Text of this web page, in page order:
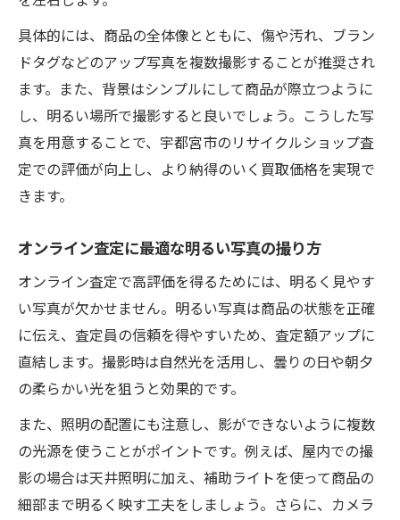
具体的には、商品の全体像とともに、傷や汚れ、ブラン
ドタグなどのアップ写真を複数撮影することが推奨され
ます。また、背景はシンプルにして商品が際立つように
し、明るい場所で撮影すると良いでしょう。こうした写
真を用意することで、宇都宮市のリサイクルショップ査
定での評価が向上し、より納得のいく買取価格を実現で
きます。
オンライン査定に最適な明るい写真の撮り方
オンライン査定で高評価を得るためには、明るく見やす
い写真が欠かせません。明るい写真は商品の状態を正確
に伝え、査定員の信頼を得やすいため、査定額アップに
直結します。撮影時は自然光を活用し、曇りの日や朝夕
の柔らかい光を狙うと効果的です。
また、照明の配置にも注意し、影ができないように複数
の光源を使うことがポイントです。例えば、屋内での撮
影の場合は天井照明に加え、補助ライトを使って商品の
細部まで明るく映す工夫をしましょう。さらに、カメラ